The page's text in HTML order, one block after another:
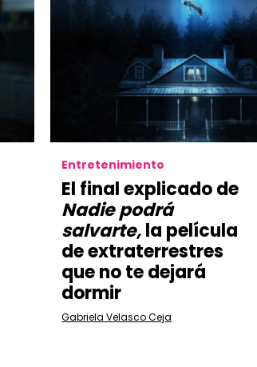
Entretenimiento
El final explicado de
Nadie podrá
salvarte,la película
de extraterrestres
que no te dejará
dormir
Gabriela Velasco Ceja